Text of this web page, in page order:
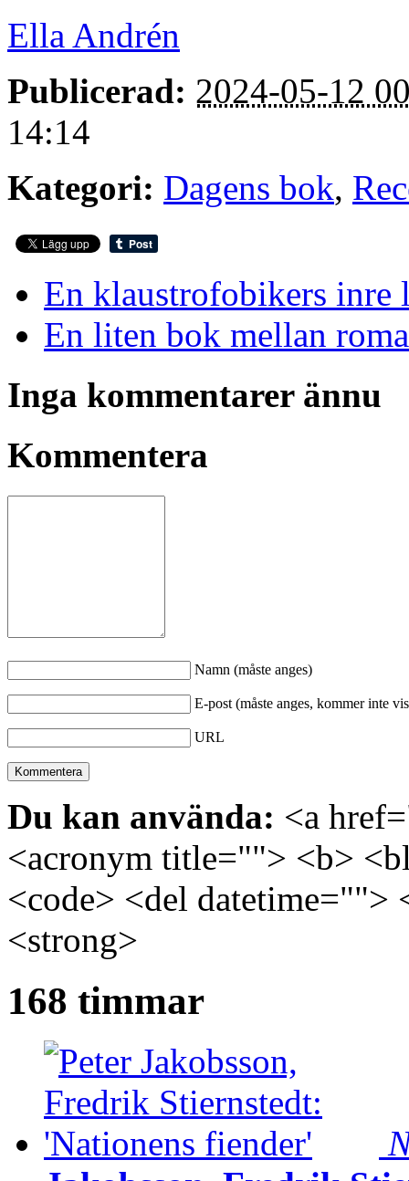
Ella Andrén
Publicerad: 2024-05-12
14:14
Kategori: Dagens bok,
En klaustrofobikers inre
En liten bok mellan
Inga kommentarer ännu
Kommentera
Namn (måste anges)
E-post (måste anges, kommer inte
URL
Du kan använda: <a
<acronym title=""> <b>
<code> <del
<strong>
168 timmar